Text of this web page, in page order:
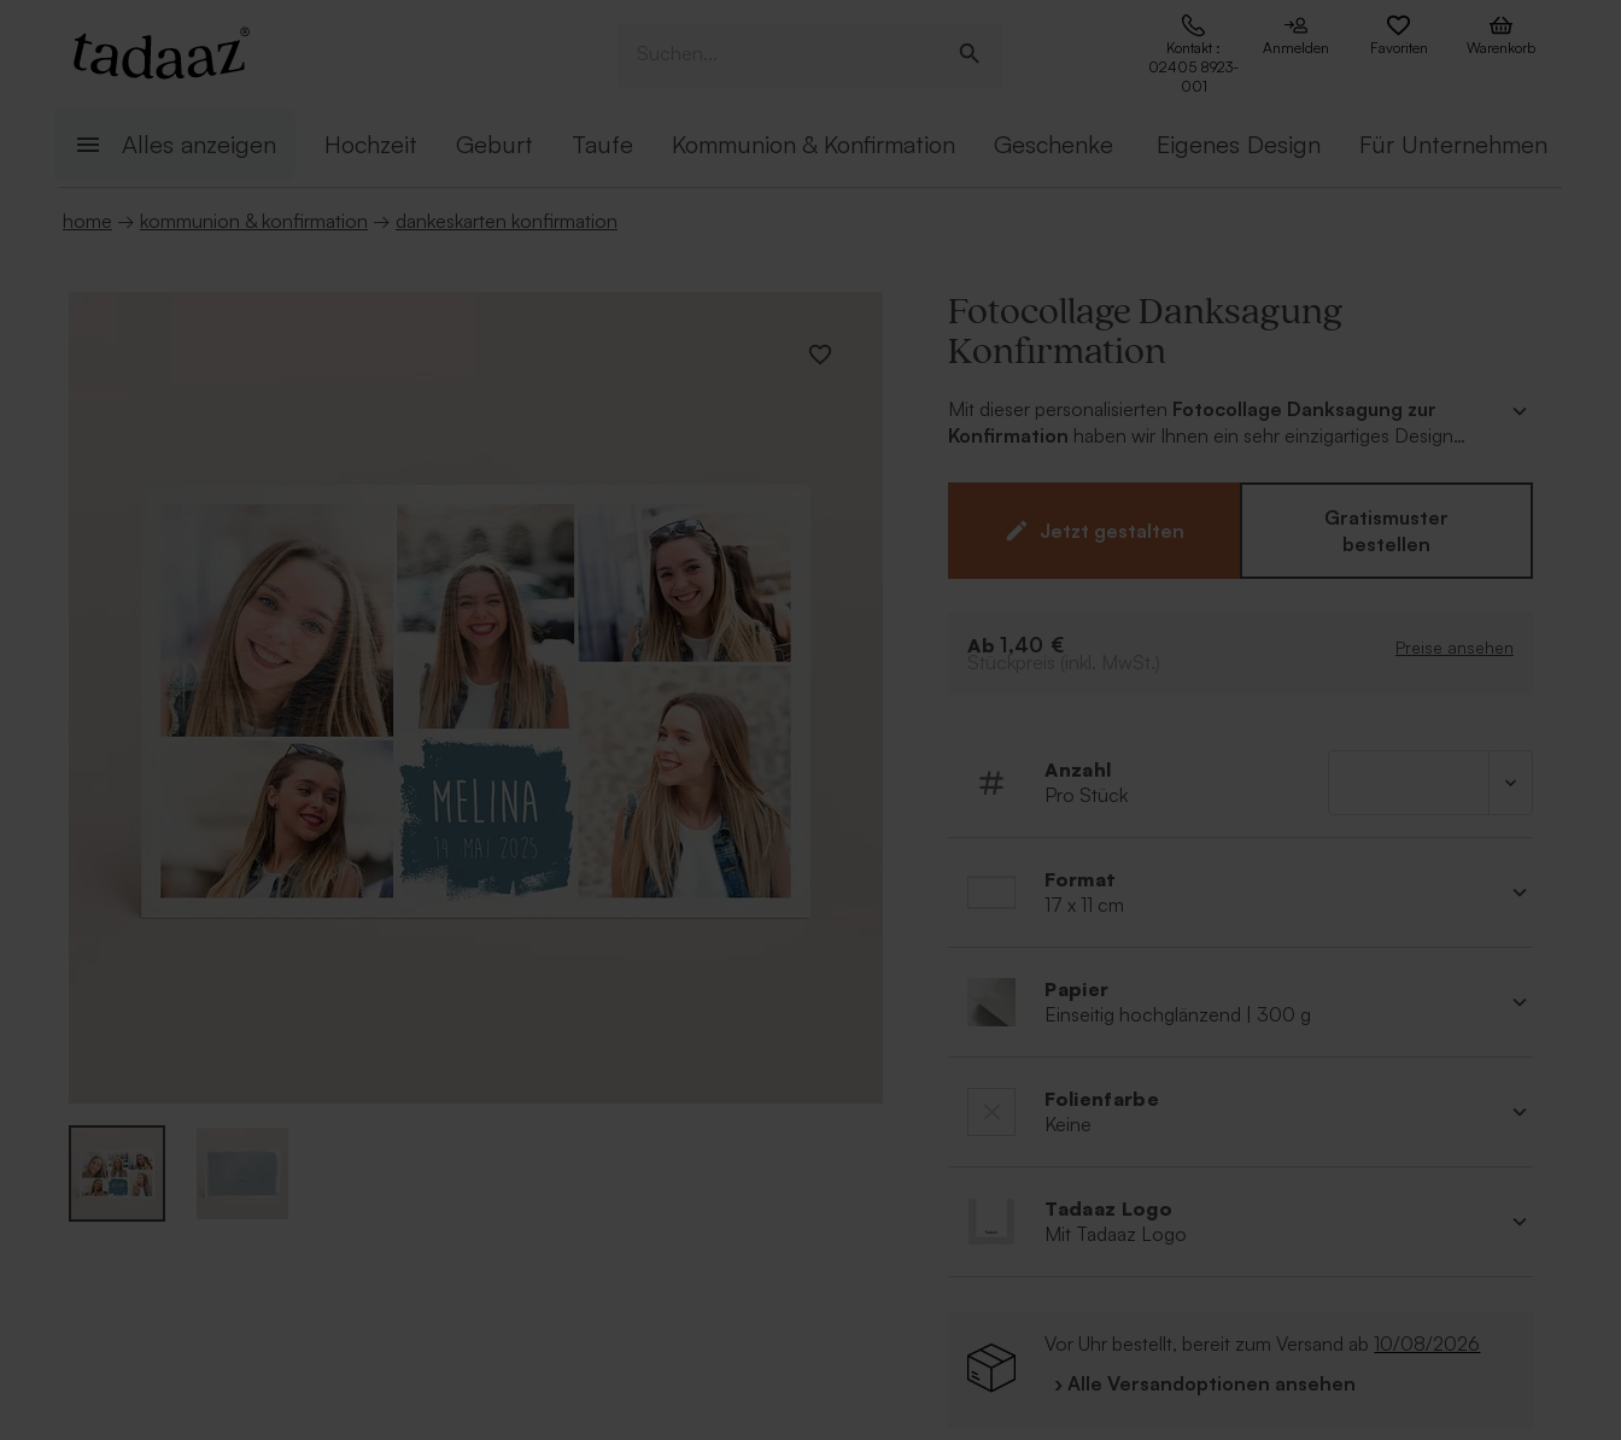
Kontakt :
02405 8923-
001
Anmelden Favoriten Warenkorb
Alles anzeigen Hochzeit Geburt Taufe Kommunion & Konfirmation Geschenke Eigenes Design Für Unternehmen
home → kommunion & konfirmation → dankeskarten konfirmation
Fotocollage Danksagung
Konfirmation
Mit dieser personalisierten Fotocollage Danksagung zur
Konfirmation haben wir Ihnen ein sehr einzigartiges Design
direkt, dass Sie sich für eine wunderschöne Konfirmation
bedanken möchten. Fügen Sie tolle Bilder Ihres Kindes dazu. Auf
der Rückseite haben Sie ausreichend Platz für einen persönlichen
Jetzt gestalten
Gratismuster
bestellen
Ab 1,40 € Preise ansehen
Anzahl
Pro Stück
Format
17 x 11 cm
Papier
Einseitig hochglänzend | 300 g
Folienfarbe
Keine
Tadaaz Logo
Mit Tadaaz Logo
Vor Uhr bestellt, bereit zum Versand ab 10/08/2026
› Alle Versandoptionen ansehen